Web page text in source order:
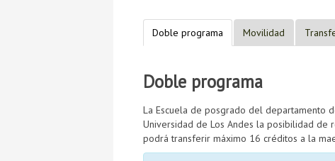
Doble programa Movilidad
Doble programa
La Escuela de posgrado del departamento
Universidad de Los Andes la posibilidad de
podrá transferir máximo 16 créditos a la